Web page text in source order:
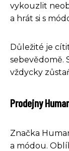
vykouzlit
a hrát si s
Důležité je
sebevědomě.
vždycky
Prodejny
Značka
a módou.